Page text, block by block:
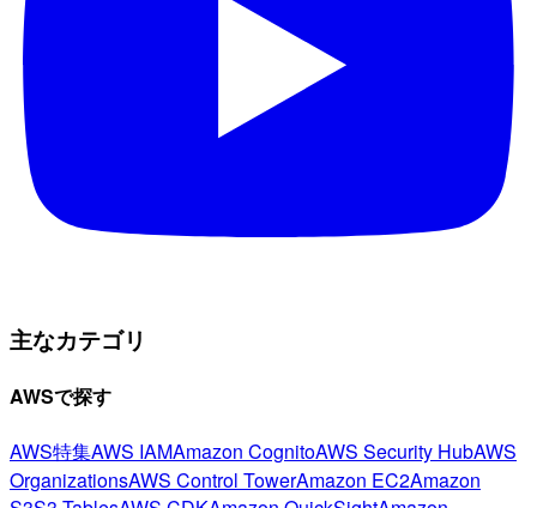
主なカテゴリ
AWSで探す
AWS特集AWS IAMAmazon CognitoAWS Security HubAWS
OrganizationsAWS Control TowerAmazon EC2Amazon